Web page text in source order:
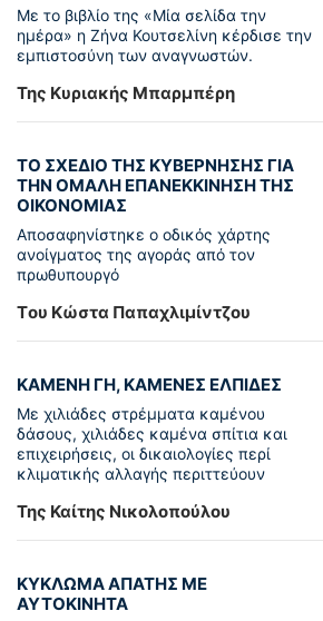
Με το βιβλίο της «Μία σελίδα την
ημέρα» η Ζήνα Κουτσελίνη κέρδισε την
εμπιστοσύνη των αναγνωστών.
Της Κυριακής Μπαρμπέρη
ΤΟ ΣΧΕΔΙΟ ΤΗΣ ΚΥΒΕΡΝΗΣΗΣ ΓΙΑ
ΤΗΝ ΟΜΑΛΗ ΕΠΑΝΕΚΚΙΝΗΣΗ ΤΗΣ
ΟΙΚΟΝΟΜΙΑΣ
Αποσαφηνίστηκε ο οδικός χάρτης
ανοίγματος της αγοράς από τον
πρωθυπουργό
Tου Κώστα Παπαχλιμίντζου
ΚΑΜΕΝΗ ΓΗ, ΚΑΜΕΝΕΣ ΕΛΠΙΔΕΣ
Με χιλιάδες στρέμματα καμένου
δάσους, χιλιάδες καμένα σπίτια και
επιχειρήσεις, οι δικαιολογίες περί
κλιματικής αλλαγής περιττεύουν
Της Καίτης Νικολοπούλου
ΚΥΚΛΩΜΑ ΑΠΑΤΗΣ ΜΕ
ΑΥΤΟΚΙΝΗΤΑ